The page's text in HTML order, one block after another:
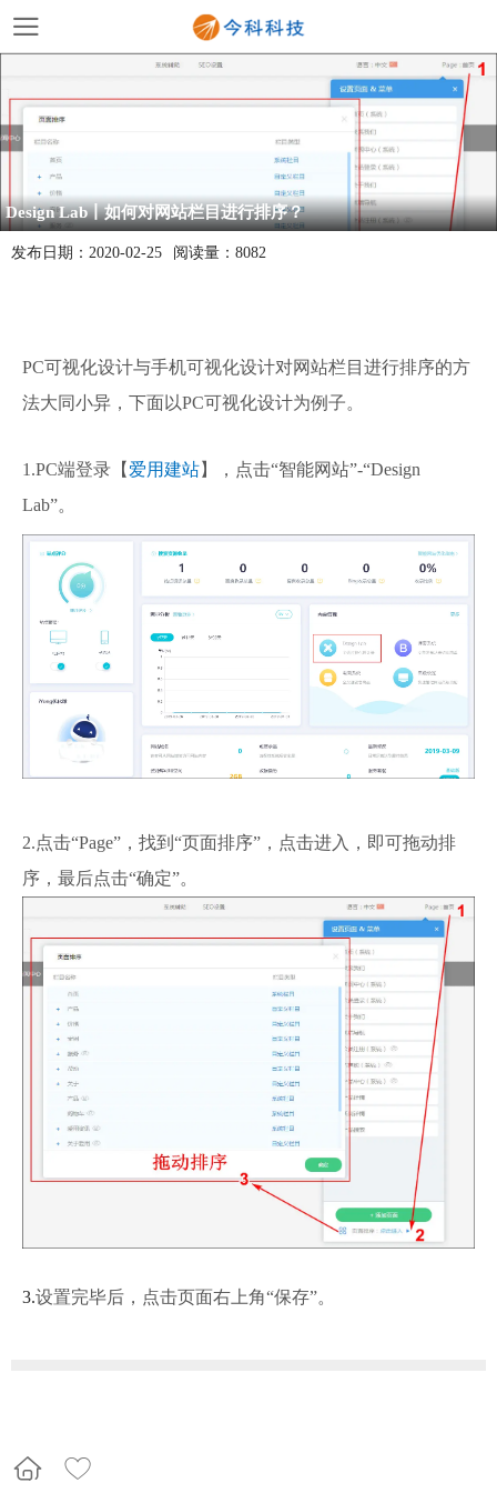
Design Lab丨如何对网站栏目进行排序？
发布日期： 2020-02-25 阅读量： 8082
PC可视化设计与手机可视化设计对网站栏目进行排序的方
法大同小异，下面以PC可视化设计为例子。
1.PC端登录【 爱用建站】，点击“智能网站”-“Design
Lab”。
2.点击“Page”，找到“页面排序”，点击进入，即可拖动排
序，最后点击“确定”。
3.设置完毕后，点击页面右上角“保存”。